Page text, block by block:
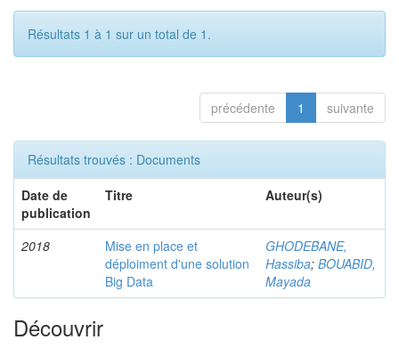
Résultats 1 à 1 sur un total de 1.
précédente 1 suivante
Résultats trouvés : Documents
Date de
publication
Titre Auteur(s)
2018
Mise en place et
déploiment d'une solution
Big Data
GHODEBANE,
Hassiba; BOUABID,
Mayada
Découvrir